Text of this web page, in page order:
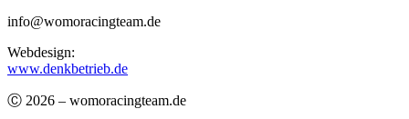
info@womoracingteam.de
Webdesign:
www.denkbetrieb.de
Ⓒ 2026 – womoracingteam.de